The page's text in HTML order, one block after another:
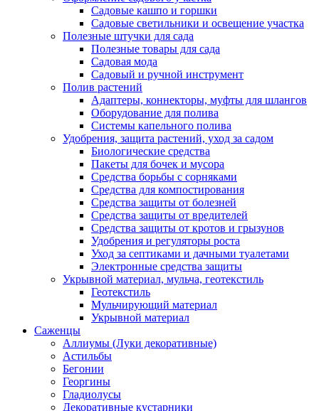
Садовые кашпо и горшки
Садовые светильники и освещение участка
Полезные штучки для сада
Полезные товары для сада
Садовая мода
Садовый и ручной инструмент
Полив растений
Адаптеры, коннекторы, муфты для шлангов
Оборудование для полива
Системы капельного полива
Удобрения, защита растений, уход за садом
Биологические средства
Пакеты для бочек и мусора
Средства борьбы с сорняками
Средства для компостирования
Средства защиты от болезней
Средства защиты от вредителей
Средства защиты от кротов и грызунов
Удобрения и регуляторы роста
Уход за септиками и дачными туалетами
Электронные средства защиты
Укрывной материал, мульча, геотекстиль
Геотекстиль
Мульчирующий материал
Укрывной материал
Саженцы
Аллиумы (Луки декоративные)
Астильбы
Бегонии
Георгины
Гладиолусы
Декоративные кустарники